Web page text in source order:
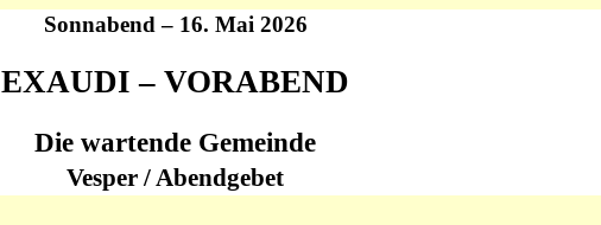
Sonnabend – 16. Mai 2026
EXAUDI – VORABEND
Die wartende Gemeinde
Vesper / Abendgebet